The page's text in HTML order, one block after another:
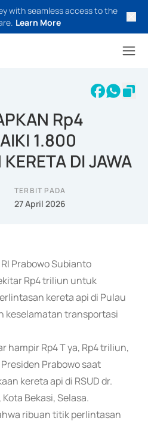
with seamless access to the
Learn More
Rp4
1.800
DI JAWA
TERBIT PADA
27 April 2026
Prabowo Subianto
Rp4 triliun untuk
kereta api di Pulau
keselamatan transportasi
hampir Rp4 T ya, Rp4 triliun,
Prabowo saat
kereta api di RSUD dr.
Bekasi, Selasa.
ribuan titik perlintasan